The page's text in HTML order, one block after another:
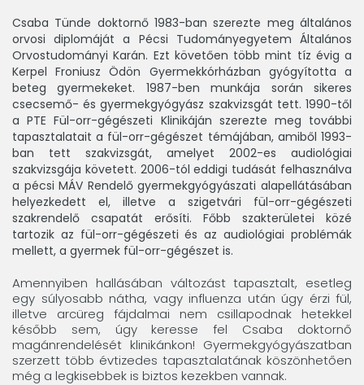
Csaba Tünde doktornő 1983-ban szerezte meg általános
orvosi diplomáját a Pécsi Tudományegyetem Általános
Orvostudományi Karán. Ezt követően több mint tíz évig a
Kerpel Froniusz Ödön Gyermekkórházban gyógyította a
beteg gyermekeket. 1987-ben munkája során sikeres
csecsemő- és gyermekgyógyász szakvizsgát tett. 1990-től
a PTE Fül-orr-gégészeti Klinikáján szerezte meg további
tapasztalatait a fül-orr-gégészet témájában, amiből 1993-
ban tett szakvizsgát, amelyet 2002-es audiológiai
szakvizsgája követett. 2006-tól eddigi tudását felhasználva
a pécsi MÁV Rendelő gyermekgyógyászati alapellátásában
helyezkedett el, illetve a szigetvári fül-orr-gégészeti
szakrendelő csapatát erősíti. Főbb szakterületei közé
tartozik az fül-orr-gégészeti és az audiológiai problémák
mellett, a gyermek fül-orr-gégészet is.
Amennyiben hallásában változást tapasztalt, esetleg
egy súlyosabb nátha, vagy influenza után úgy érzi fül,
illetve arcüreg fájdalmai nem csillapodnak hetekkel
később sem, úgy keresse fel Csaba doktornő
magánrendelését klinikánkon! Gyermekgyógyászatban
szerzett több évtizedes tapasztalatának köszönhetően
még a legkisebbek is biztos kezekben vannak.